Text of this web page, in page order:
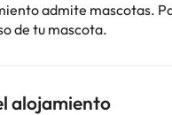
admite mascotas.
de tu mascota.
alojamiento